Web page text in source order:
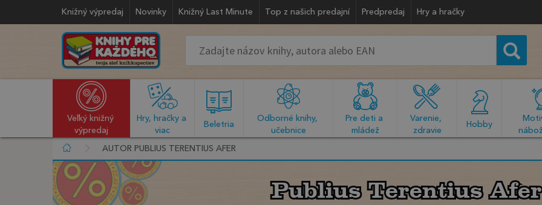
Knižný výpredaj Novinky Knižný Last Minute Top z našich predajní Predpredaj Hry a hračky
Veľký knižný
výpredaj
Hry, hračky a
viac
Beletria
Odborné knihy,
učebnice
Pre deti a
mládež
Varenie,
zdravie
Hobby
AUTOR PUBLIUS TERENTIUS AFER
Publius Terentius Afer
Publius Terentius Afer